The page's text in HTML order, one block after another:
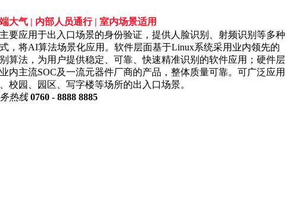
大气 | 内部人员通行 | 室内场景适用
要应用于出入口场景的身份验证，提供人脸识别、射频识别等多种
，将AI算法场景化应用。软件层面基于Linux系统采用业内领先的
算法，为用户提供稳定、可靠、快速精准识别的软件应用；硬件层
内主流SOC及一流元器件厂商的产品，整体质量可靠。可广泛应用
校园、园区、写字楼等场所的出入口场景。
热线 0760 - 8888 8885